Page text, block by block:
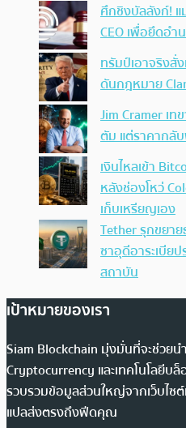
ศึกชิงบัลลังก์!
CEO เพื่อยึดอำ
ทรัมป์เอาจริง
ดันกฎหมาย
Jim Cramer เ
ตัม แต่ราคากลั
เงินไหลเข้า
หลังช่องโหว่
เก็บเหรียญเอง
Tether รุกขยา
ซาอุดีอาระเบีย
สถาบัน
เป้าหมายของเรา
Siam Blockchain มุ่งมั่นที่จะช่วยน
Cryptocurrency และเทคโนโลยีบ
รวบรวมข้อมูลส่วนใหญ่จากเว็บไซต์
แปลส่งตรงถึงฟีดคุณ